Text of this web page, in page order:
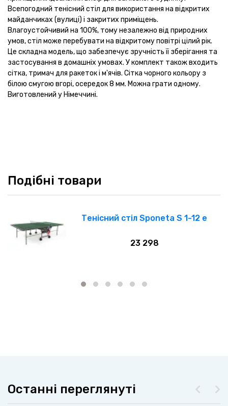
Всепогодний тенісний стіл для використання на відкритих
майданчиках (вулиці) і закритих приміщень.
Влагоустойчивий на 100%, тому незалежно від природних
умов, стіл може перебувати на відкритому повітрі цілий рік.
Це складна модель, що забезпечує зручність її зберігання та
застосування в домашніх умовах. У комплект також входить
сітка, тримач для ракеток і м'ячів. Сітка чорного кольору з
білою смугою вгорі, осередок 8 мм. Можна грати одному.
Виготовлений у Німеччині.
Подібні товари
Тенісний стіл Sponeta S 1-12 e
23 298
Останні переглянуті